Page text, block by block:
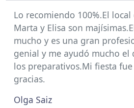
Lo recomiendo 100%.El
Marta y Elisa son
mucho y es una gran
genial y me ayudó mucho el
los preparativos.Mi fiesta
gracias.
Olga Saiz